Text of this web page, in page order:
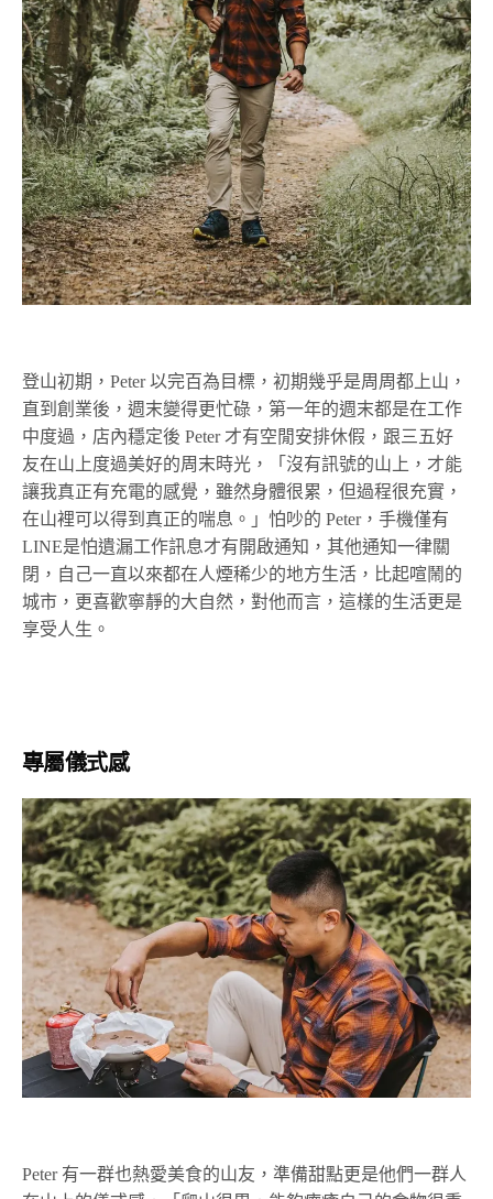
登山初期，Peter 以完百為目標，初期幾乎是周周都上山，
直到創業後，週末變得更忙碌，第一年的週末都是在工作
中度過，店內穩定後 Peter 才有空閒安排休假，跟三五好
友在山上度過美好的周末時光，「沒有訊號的山上，才能
讓我真正有充電的感覺，雖然身體很累，但過程很充實，
在山裡可以得到真正的喘息。」怕吵的 Peter，手機僅有
LINE是怕遺漏工作訊息才有開啟通知，其他通知一律關
閉，自己一直以來都在人煙稀少的地方生活，比起喧鬧的
城市，更喜歡寧靜的大自然，對他而言，這樣的生活更是
享受人生。
專屬儀式感
Peter 有一群也熱愛美食的山友，準備甜點更是他們一群人